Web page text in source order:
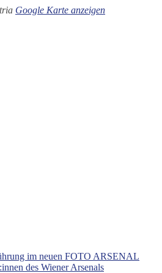
Google Karte anzeigen
im neuen FOTO ARSENAL
des Wiener Arsenals